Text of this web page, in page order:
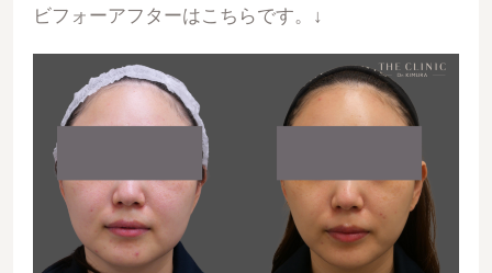
ビフォーアフターはこちらです。↓